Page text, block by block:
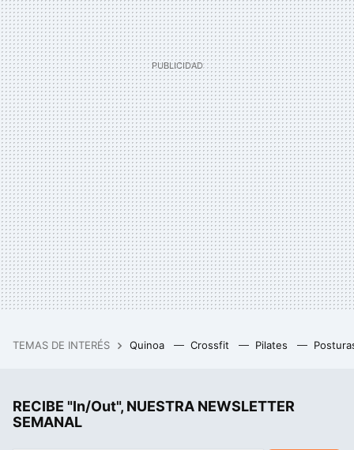
TEMAS DE INTERÉS Quinoa Crossfit Pilates
RECIBE "In/Out", NUESTRA NEWSLETTER
SEMANAL